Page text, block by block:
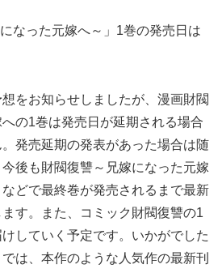
なった元嫁へ～」1巻の発売日は
をお知らせしましたが、漫画財閥
の1巻は発売日が延期される場合
発売延期の発表があった場合は随
後も財閥復讐～兄嫁になった元嫁
どで最終巻が発売されるまで最新
す。また、コミック財閥復讐の1
していく予定です。いかがでした
は、本作のような人気作の最新刊